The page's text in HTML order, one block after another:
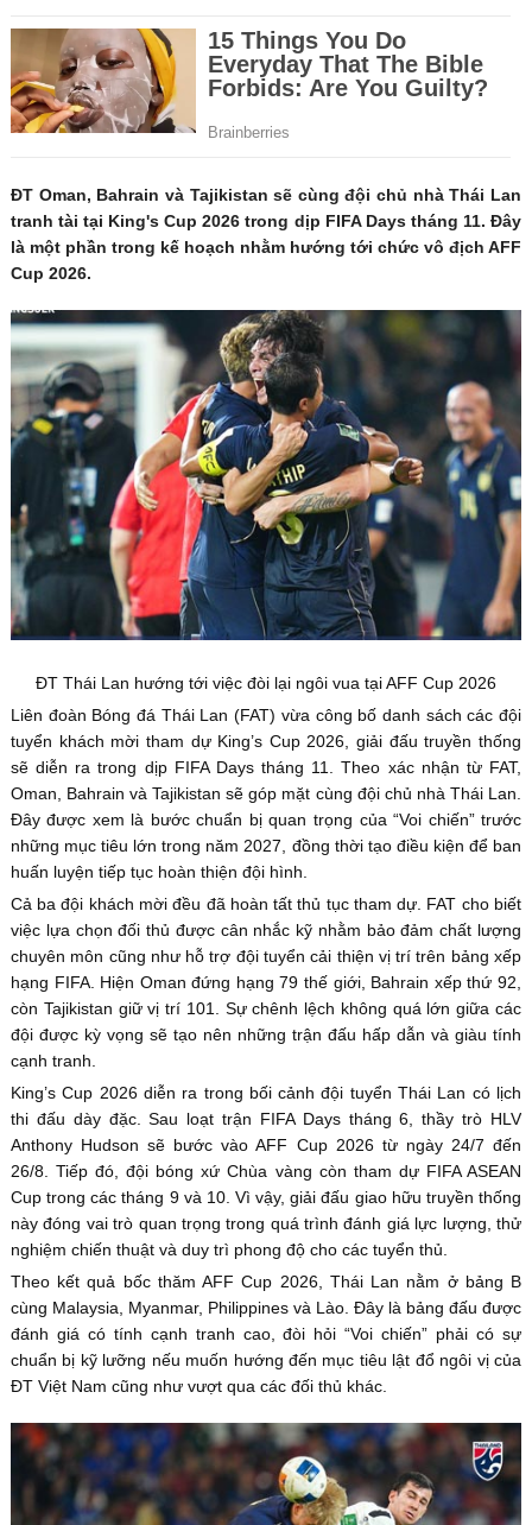
ĐT Oman, Bahrain và Tajikistan sẽ cùng đội chủ nhà Thái Lan
tranh tài tại King's Cup 2026 trong dịp FIFA Days tháng 11. Đây
là một phần trong kế hoạch nhằm hướng tới chức vô địch AFF
Cup 2026.
ĐT Thái Lan hướng tới việc đòi lại ngôi vua tại AFF Cup 2026
Liên đoàn Bóng đá Thái Lan (FAT) vừa công bố danh sách các đội
tuyển khách mời tham dự King’s Cup 2026, giải đấu truyền thống
sẽ diễn ra trong dịp FIFA Days tháng 11. Theo xác nhận từ FAT,
Oman, Bahrain và Tajikistan sẽ góp mặt cùng đội chủ nhà Thái Lan.
Đây được xem là bước chuẩn bị quan trọng của “Voi chiến” trước
những mục tiêu lớn trong năm 2027, đồng thời tạo điều kiện để ban
huấn luyện tiếp tục hoàn thiện đội hình.
Cả ba đội khách mời đều đã hoàn tất thủ tục tham dự. FAT cho biết
việc lựa chọn đối thủ được cân nhắc kỹ nhằm bảo đảm chất lượng
chuyên môn cũng như hỗ trợ đội tuyển cải thiện vị trí trên bảng xếp
hạng FIFA. Hiện Oman đứng hạng 79 thế giới, Bahrain xếp thứ 92,
còn Tajikistan giữ vị trí 101. Sự chênh lệch không quá lớn giữa các
đội được kỳ vọng sẽ tạo nên những trận đấu hấp dẫn và giàu tính
cạnh tranh.
King’s Cup 2026 diễn ra trong bối cảnh đội tuyển Thái Lan có lịch
thi đấu dày đặc. Sau loạt trận FIFA Days tháng 6, thầy trò HLV
Anthony Hudson sẽ bước vào AFF Cup 2026 từ ngày 24/7 đến
26/8. Tiếp đó, đội bóng xứ Chùa vàng còn tham dự FIFA ASEAN
Cup trong các tháng 9 và 10. Vì vậy, giải đấu giao hữu truyền thống
này đóng vai trò quan trọng trong quá trình đánh giá lực lượng, thử
nghiệm chiến thuật và duy trì phong độ cho các tuyển thủ.
Theo kết quả bốc thăm AFF Cup 2026, Thái Lan nằm ở bảng B
cùng Malaysia, Myanmar, Philippines và Lào. Đây là bảng đấu được
đánh giá có tính cạnh tranh cao, đòi hỏi “Voi chiến” phải có sự
chuẩn bị kỹ lưỡng nếu muốn hướng đến mục tiêu lật đổ ngôi vị của
ĐT Việt Nam cũng như vượt qua các đối thủ khác.